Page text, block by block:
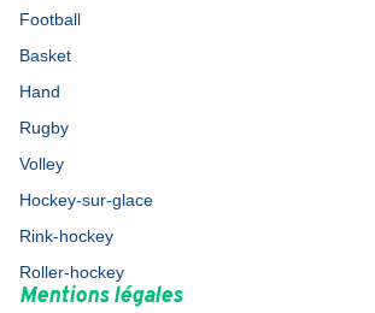
Football
Basket
Hand
Rugby
Volley
Hockey-sur-glace
Rink-hockey
Roller-hockey
Mentions légales